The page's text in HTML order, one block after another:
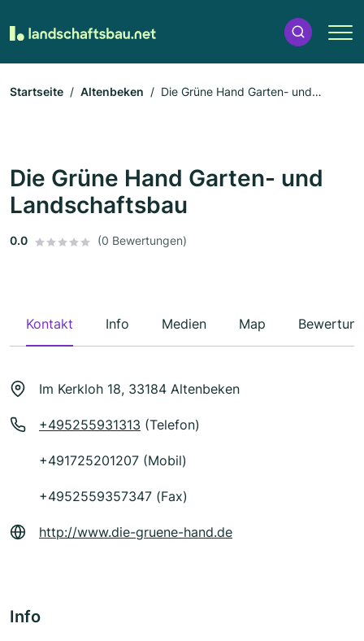
Startseite Altenbeken
Die Grüne Hand Garten- und
Die Grüne Hand Garten- und
Landschaftsbau
0.0 (0 Bewertungen)
Kontakt Info Medien Map
Im Kerkloh 18, 33184 Altenbeken
+495255931313 (Telefon)
+491725201207 (Mobil)
+4952559357347 (Fax)
http://www.die-gruene-hand.de
Info